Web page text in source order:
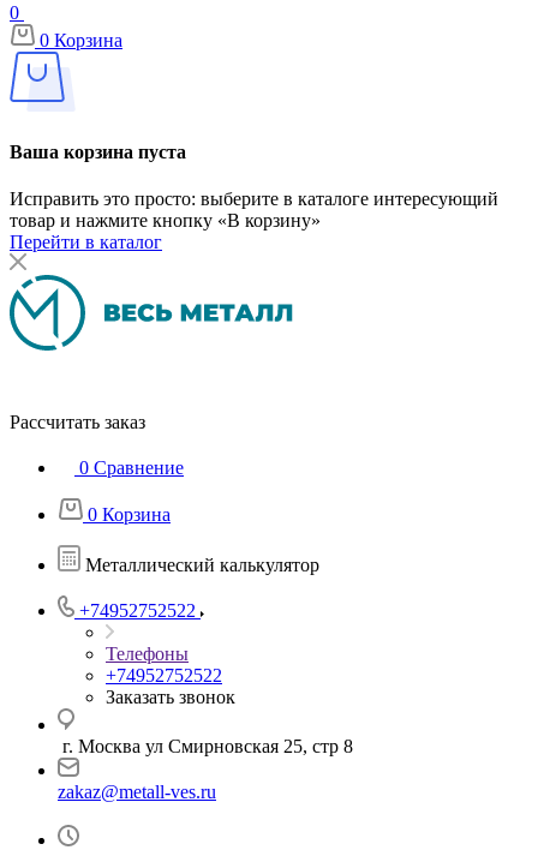
0
0 Корзина
Ваша корзина пуста
Исправить это просто: выберите в каталоге интересующий
товар и нажмите кнопку «В корзину»
Перейти в каталог
Рассчитать заказ
0 Сравнение
0 Корзина
Металлический калькулятор
+74952752522
Телефоны
+74952752522
Заказать звонок
г. Москва ул Смирновская 25, стр 8
zakaz@metall-ves.ru